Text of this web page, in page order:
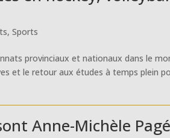
,Sports
provinciaux et nationaux dans le
et le retour aux études à temps plein
Anne-Michèle